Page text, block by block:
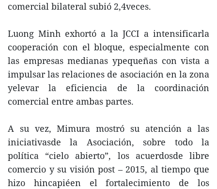
comercial bilateral subió 2,4veces.
Luong Minh exhortó a la JCCI a intensificarla
cooperación con el bloque, especialmente con
las empresas medianas ypequeñas con vista a
impulsar las relaciones de asociación en la zona
yelevar la eficiencia de la coordinación
comercial entre ambas partes.
A su vez, Mimura mostró su atención a las
iniciativasde la Asociación, sobre todo la
política “cielo abierto”, los acuerdosde libre
comercio y su visión post – 2015, al tiempo que
hizo hincapiéen el fortalecimiento de los